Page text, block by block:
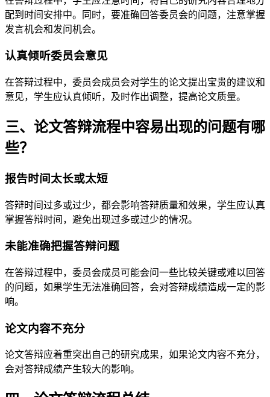
配到时间安排中。同时，要准确回答委员会的问题，注意掌握
发言机会和发问机会。
认真倾听委员会意见
在答辩过程中，委员会成员会对学生的论文提出宝贵的建议和
意见，学生应认真倾听，及时作出调整，提高论文质量。
三、论文答辩流程中容易出现的问题有哪
些？
报告时间太长或太短
答辩时间过多或过少，都会影响答辩质量和效果，学生应认真
掌握答辩时间，避免出现过多或过少的情况。
未能准确把握答辩问题
在答辩过程中，委员会成员可能会问一些比较关键或难以回答
的问题，如果学生无法准确回答，会对答辩成绩造成一定的影
响。
论文内容不充分
论文答辩应着重突出自己的研究成果，如果论文内容不充分，
会对答辩成绩产生较大的影响。